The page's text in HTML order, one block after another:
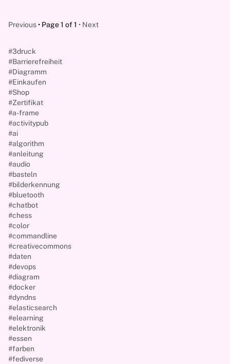
Previous Page 1 of 1 Next
#3druck
#Barrierefreiheit
#Diagramm
#Einkaufen
#Shop
#Zertifikat
#a-frame
#activitypub
#ai
#algorithm
#anleitung
#audio
#basteln
#bilderkennung
#bluetooth
#chatbot
#chess
#color
#commandline
#creativecommons
#daten
#devops
#diagram
#docker
#dyndns
#elasticsearch
#elearning
#elektronik
#essen
#farben
#fediverse